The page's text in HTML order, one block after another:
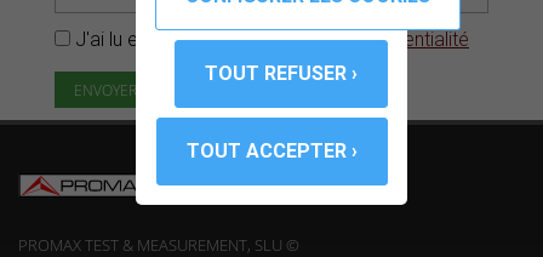
J'ai lu et accepté laPolitique de confidentialité
PROMAX TEST & MEASUREMENT, SLU ©